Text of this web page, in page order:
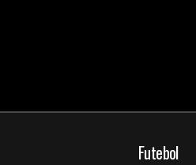
Futebol